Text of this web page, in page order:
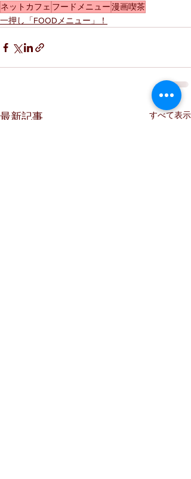
ネットカフェ フードメニュー漫画喫茶
一押し「FOODメニュー」！
最新記事 すべて表示